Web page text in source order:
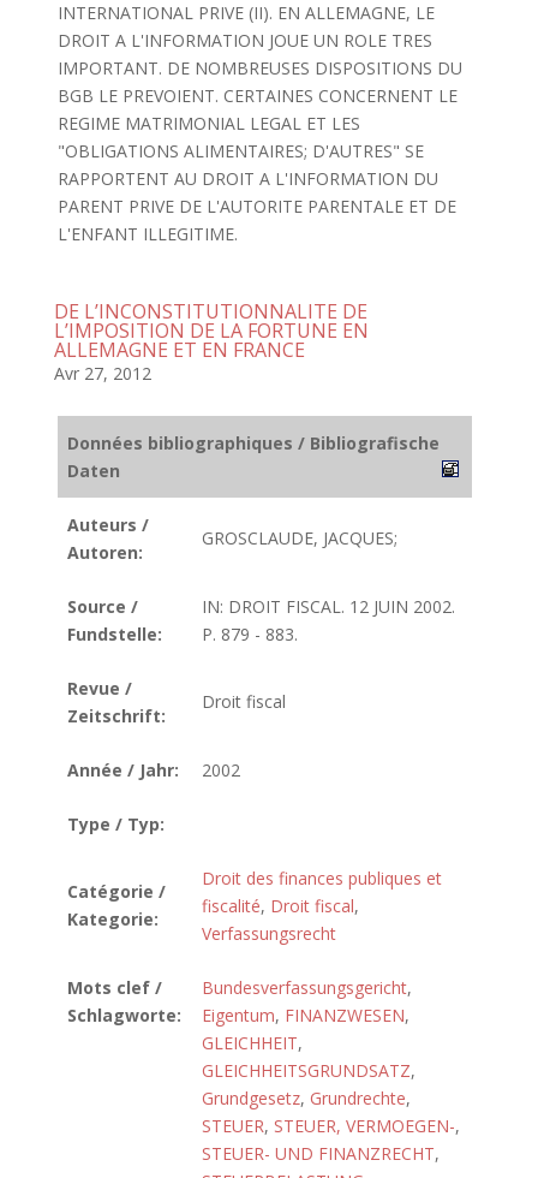
INTERNATIONAL PRIVE (II). EN ALLEMAGNE, LE
DROIT A L'INFORMATION JOUE UN ROLE TRES
IMPORTANT. DE NOMBREUSES DISPOSITIONS DU
BGB LE PREVOIENT. CERTAINES CONCERNENT LE
REGIME MATRIMONIAL LEGAL ET LES
"OBLIGATIONS ALIMENTAIRES; D'AUTRES" SE
RAPPORTENT AU DROIT A L'INFORMATION DU
PARENT PRIVE DE L'AUTORITE PARENTALE ET DE
L'ENFANT ILLEGITIME.
DE L’INCONSTITUTIONNALITE DE
L’IMPOSITION DE LA FORTUNE EN
ALLEMAGNE ET EN FRANCE
Avr 27, 2012
Données bibliographiques / Bibliografische
Daten
Auteurs /
Autoren:
GROSCLAUDE, JACQUES;
Source /
Fundstelle:
IN: DROIT FISCAL. 12 JUIN 2002.
P. 879 - 883.
Revue /
Zeitschrift:
Droit fiscal
Année / Jahr: 2002
Type / Typ:
Catégorie /
Kategorie:
Droit des finances publiques et
fiscalité, Droit fiscal,
Verfassungsrecht
Mots clef /
Schlagworte:
Bundesverfassungsgericht,
Eigentum, FINANZWESEN,
GLEICHHEIT,
GLEICHHEITSGRUNDSATZ,
Grundgesetz, Grundrechte,
STEUER, STEUER, VERMOEGEN-,
STEUER- UND FINANZRECHT,